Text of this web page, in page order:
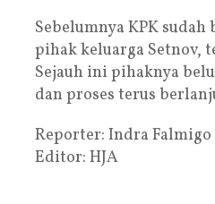
Sebelumnya KPK
pihak keluarga Setnov,
Sejauh ini pihaknya
dan proses terus
Reporter: Indra Falmigo
Editor: HJA